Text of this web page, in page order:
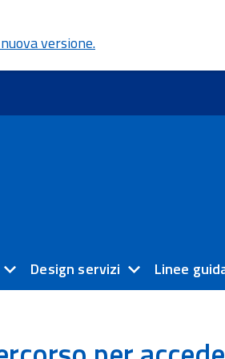
versione.
Design servizi Linee